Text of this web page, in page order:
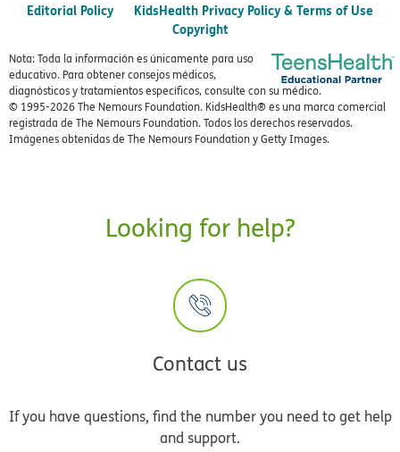
Editorial Policy
KidsHealth Privacy Policy & Terms of Use
Copyright
Nota: Toda la información es únicamente para uso
educativo. Para obtener consejos médicos,
diagnósticos y tratamientos específicos, consulte con su médico.
© 1995-2026 The Nemours Foundation. KidsHealth® es una marca comercial
registrada de The Nemours Foundation. Todos los derechos reservados.
Imágenes obtenidas de The Nemours Foundation y Getty Images.
Looking for help?
Contact us
If you have questions, find the number you need to get help
and support.